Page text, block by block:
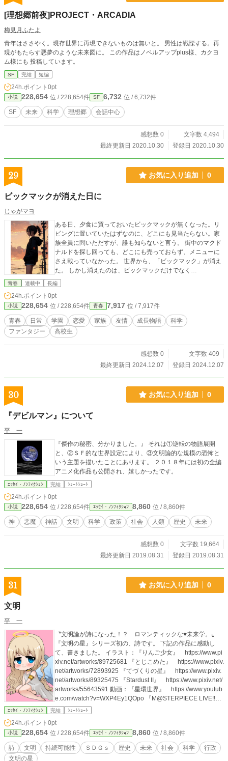
[理想郷前夜]PROJECT・ARCADIA
梅見月ふたよ
青年はささやく。現存世界に再現できないものは無いと。 男性は戦慄する。再
現がもたらす悪夢のような未来図に。 この作品はノベルアップplus様、カクヨ
ム様にも 投稿しています。
SF 完結 短編
24h.ポイント 0pt
小説 228,654 位 / 228,654件 SF 6,732 位 / 6,732件
SF 未来 科学 理想郷 会話中心
感想数 0
文字数 4,494
最終更新日 2020.10.30
登録日 2020.10.30
29 お気に入り追加 0
ビックマックが消えた日に
じゃがマヨ
ある日、夕食に買っておいたビックマックが無くなった。リ
ビングに置いていたはずなのに、どこにも見当たらない。家
族全員に問いただすが、誰も知らないと言う。 街中のマクド
ナルドを探し回っても、どこにも売っておらず、メニューに
さえ載っていなかった。 世界から、「ビックマック」が消え
た。 しかし消えたのは、ビックマックだけでなく…
青春 連載中 長編
24h.ポイント 0pt
小説 228,654 位 / 228,654件 青春 7,917 位 / 7,917件
青春 日常 学園 恋愛 家族 友情 成長物語
科学
ファンタジー
高校生
感想数 0
文字数 409
最終更新日 2024.12.07
登録日 2024.12.07
30 お気に入り追加 0
『デビルマン』について
平 一
『傑作の秘密、分かりました。』 それは①逆転の物語展開
と、②ＳＦ的な世界設定により、③文明論的な規模の恐怖と
いう主題を描いたことにあります。 ２０１８年には初の全編
アニメ化作品も公開され、嬉しかったです。
ｴｯｾｲ・ﾉﾝﾌｨｸｼｮﾝ 完結 ｼｮｰﾄｼｮｰﾄ
24h.ポイント 0pt
小説 228,654 位 / 228,654件 ｴｯｾｲ・ﾉﾝﾌｨｸｼｮﾝ 8,860 位 / 8,860件
神 悪魔 神話 文明 科学 政策 社会 人類 歴史 未来
感想数 0
文字数 19,664
最終更新日 2019.08.31
登録日 2019.08.31
31 お気に入り追加 0
文明
平 一
〝文明論が詩になった！？ ロマンティックな♥未来学。〟
『文明の星』シリーズ初の、詩です。 下記の作品に感動し
て、書きました。 イラスト：『りんご少女』 https://www.pi
xiv.net/artworks/89725681 『とじこめた』 https://www.pixiv.
net/artworks/72893925 『てづくりの星』 https://www.pixiv.
net/artworks/89325475 『Stardust II』 https://www.pixiv.net/
artworks/55643591 動画：『星環世界』 https://www.youtub
e.com/watch?v=WXP4Ey1QOpo 『M@STERPIECE LIVE!!』
https://www.youtube.com/watch?v=apIbKft6fFw 『M@STE
g 『アオノショウドウ』 https://www.youtube.com/watch?v=
V5wNMUbj0iw 素敵な刺激を与えてくれる、文化的作品に感
謝します。
ｴｯｾｲ・ﾉﾝﾌｨｸｼｮﾝ 完結 ｼｮｰﾄｼｮｰﾄ
24h.ポイント 0pt
小説 228,654 位 / 228,654件 ｴｯｾｲ・ﾉﾝﾌｨｸｼｮﾝ 8,860 位 / 8,860件
詩 文明 持続可能性 ＳＤＧｓ 歴史 未来 社会 科学
行政
文明の星